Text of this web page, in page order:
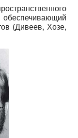
(Дивеев, Хозе,